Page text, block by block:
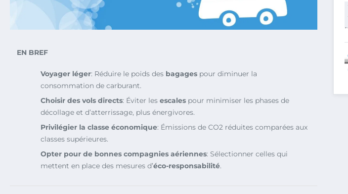
EN BREF
Voyager léger: Réduire le poids des bagages pour diminuer la
consommation de carburant.
Choisir des vols directs: Éviter les escales pour minimiser les phases de
décollage et d’atterrissage, plus énergivores.
Privilégier la classe économique: Émissions de CO2 réduites comparées aux
classes supérieures.
Opter pour de bonnes compagnies aériennes: Sélectionner celles qui
mettent en place des mesures d’éco-responsabilité.